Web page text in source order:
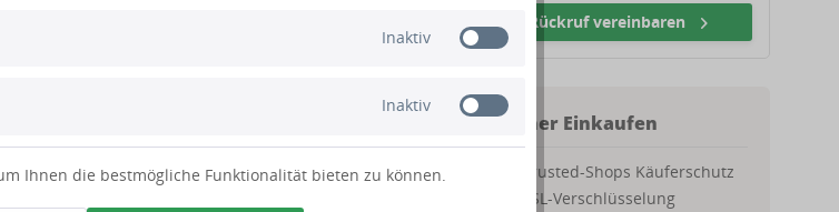
unkompliziert, rasch und kostenarm
Minibagger durchführen. Bei 190 kg
hinaus ein leichter Transport gewährleistet.
an Grenzen stoßen, ist die Passage mit
für die nachträgliche Integration in
genehmigungspflichtig.
Rückruf vereinbaren
Sicher Einkaufen
Trusted-Shops Käuferschutz
SSL-Verschlüsselung
Inaktiv
Inaktiv
Ihnen die bestmögliche Funktionalität bieten zu können.